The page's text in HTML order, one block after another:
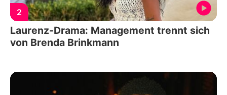
2
Laurenz-Drama: Management trennt sich
von Brenda Brinkmann